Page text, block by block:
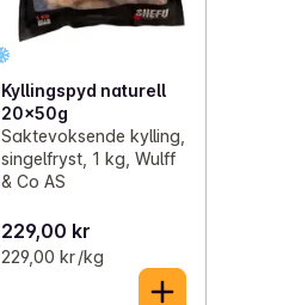
Kyllingspyd naturell
20x50g
Saktevoksende kylling,
singelfryst, 1 kg, Wulff
& Co AS
229,00 kr
229,00 kr /kg